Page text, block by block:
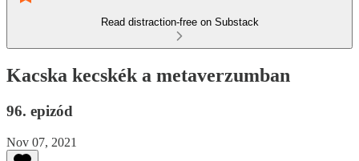
Read distraction-free on Substack
Kacska kecskék a metaverzumban
96. epizód
Nov 07, 2021